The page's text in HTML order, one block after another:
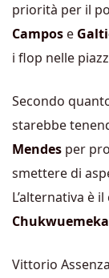
priorità per il
Campos e
i flop nelle
Secondo
starebbe
Mendes per
smettere di
L’alternativa è il
Chukwuemeka
Vittorio Assenza